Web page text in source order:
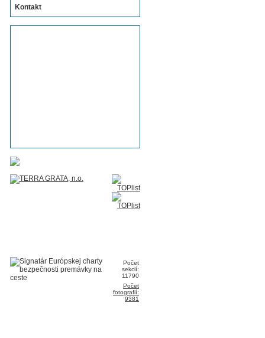
Kontakt
Počet
sekcií:
11790
Počet
fotografií:
9381